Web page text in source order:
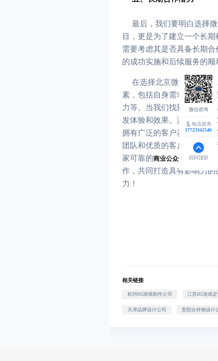
最后，我们要明白选择
目，更是为了建立一个长
需要考虑其是否具备长期
的成功实施和后续服务的顺
在选择北京微信公众号
素，包括自身需求、开发
力等。当我们找到一家具
发体验和效果。蓝橙科技
拥有广泛的客户基础和良
团队和优质的客户服务，
家可靠的商业公众号开发公司
作，共同打造具有影响力
力！
相关链接
杭州H5游戏制作公司 江苏H5游戏
天津品牌设计公司 贵阳吉祥物设计
电话咨询
17723342546
回到顶部